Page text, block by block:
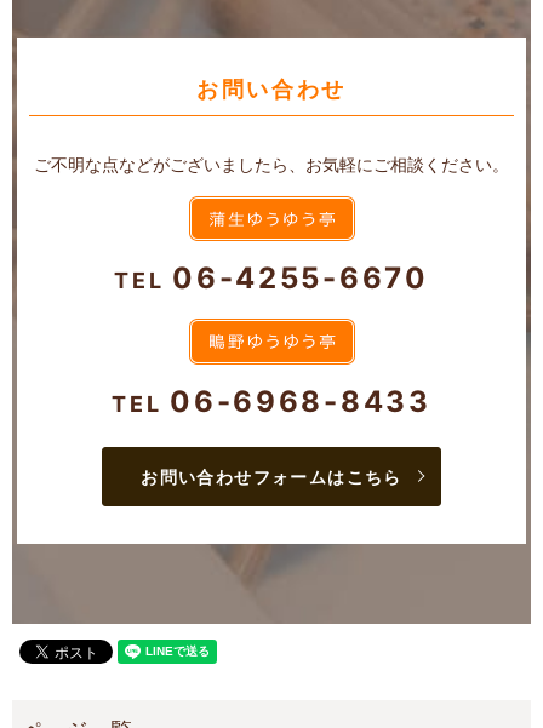
お問い合わせ
ご不明な点などがございましたら、お気軽にご相談ください。
TEL 06-4255-6670
TEL 06-6968-8433
お問い合わせフォームはこちら